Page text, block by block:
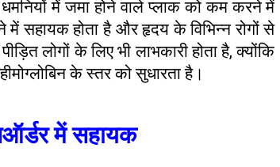
में जमा होने वाले प्लाक को कम करने में
सहायक होता है और हृदय के विभिन्न रोगों से
लोगों के लिए भी लाभकारी होता है, क्योंकि
के स्तर को सुधारता है।
में सहायक